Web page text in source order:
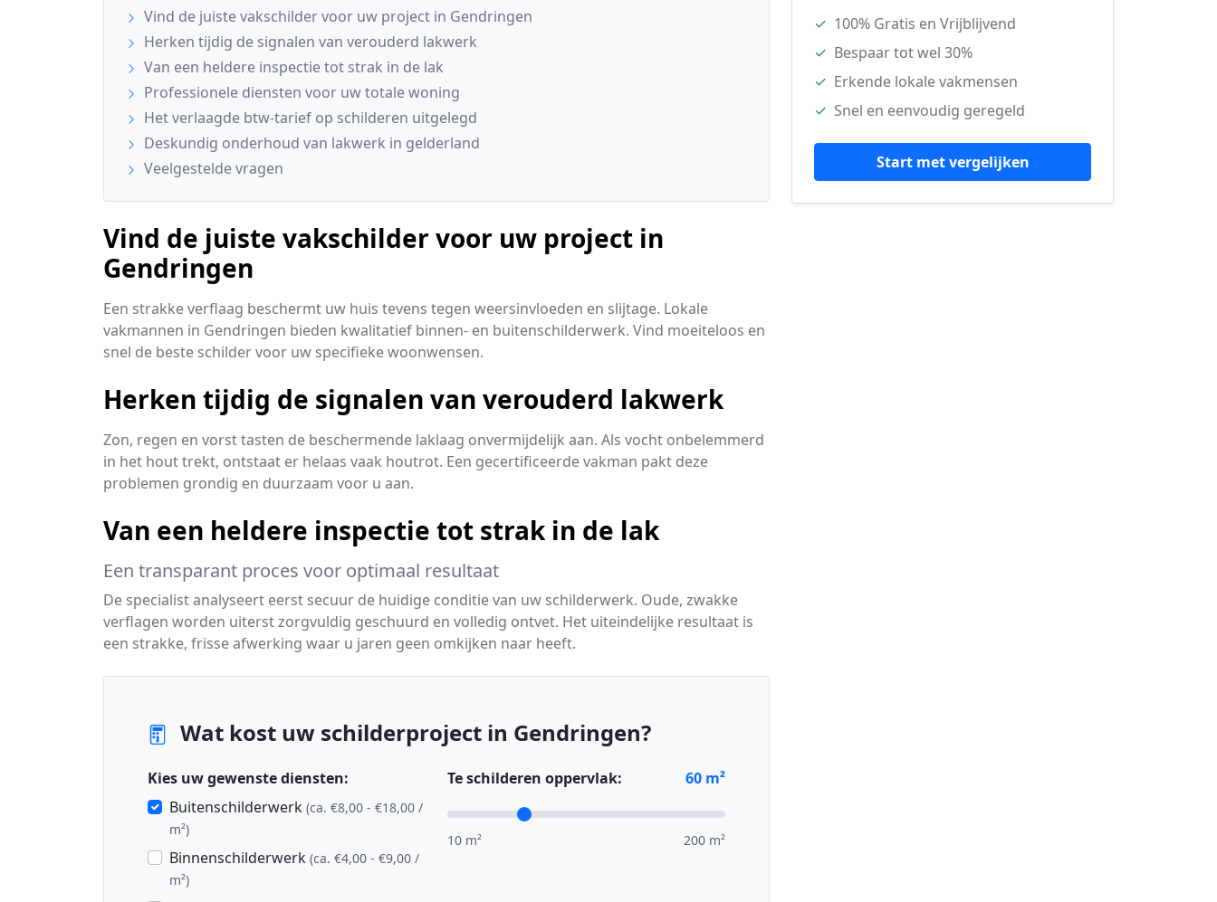
Vind de juiste vakschilder voor uw project in Gendringen
Herken tijdig de signalen van verouderd lakwerk
Van een heldere inspectie tot strak in de lak
Professionele diensten voor uw totale woning
Het verlaagde btw-tarief op schilderen uitgelegd
Deskundig onderhoud van lakwerk in gelderland
Veelgestelde vragen
Vind de juiste vakschilder voor uw project in
Gendringen
Een strakke verflaag beschermt uw huis tevens tegen weersinvloeden en slijtage. Lokale
vakmannen in Gendringen bieden kwalitatief binnen- en buitenschilderwerk. Vind moeiteloos en
snel de beste schilder voor uw specifieke woonwensen.
Herken tijdig de signalen van verouderd lakwerk
Zon, regen en vorst tasten de beschermende laklaag onvermijdelijk aan. Als vocht onbelemmerd
in het hout trekt, ontstaat er helaas vaak houtrot. Een gecertificeerde vakman pakt deze
problemen grondig en duurzaam voor u aan.
Van een heldere inspectie tot strak in de lak
Een transparant proces voor optimaal resultaat
De specialist analyseert eerst secuur de huidige conditie van uw schilderwerk. Oude, zwakke
verflagen worden uiterst zorgvuldig geschuurd en volledig ontvet. Het uiteindelijke resultaat is
een strakke, frisse afwerking waar u jaren geen omkijken naar heeft.
Wat kost uw schilderproject in Gendringen?
Kies uw gewenste diensten:
Buitenschilderwerk (ca. €8,00 - €18,00 /
m²)
Binnenschilderwerk (ca. €4,00 - €9,00 /
m²)
Te schilderen oppervlak: 60 m²
10 m² 200 m²
✓ 100% Gratis en Vrijblijvend
✓ Bespaar tot wel 30%
✓ Erkende lokale vakmensen
✓ Snel en eenvoudig geregeld
Start met vergelijken